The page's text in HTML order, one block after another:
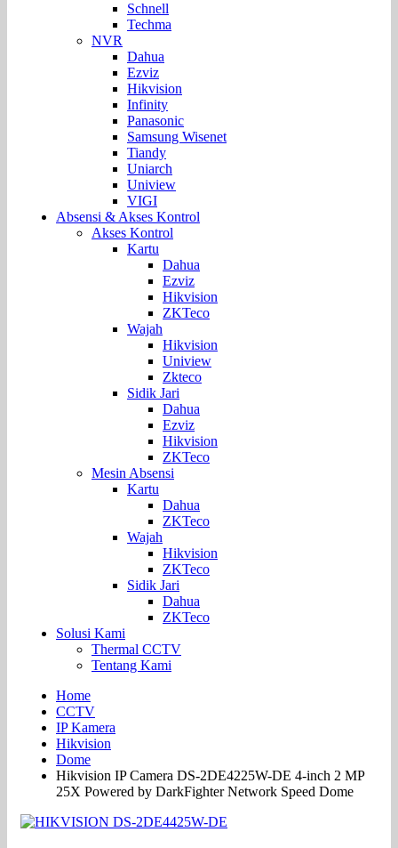
Schnell
Techma
NVR
Dahua
Ezviz
Hikvision
Infinity
Panasonic
Samsung Wisenet
Tiandy
Uniarch
Uniview
VIGI
Absensi & Akses Kontrol
Akses Kontrol
Kartu
Dahua
Ezviz
Hikvision
ZKTeco
Wajah
Hikvision
Uniview
Zkteco
Sidik Jari
Dahua
Ezviz
Hikvision
ZKTeco
Mesin Absensi
Kartu
Dahua
ZKTeco
Wajah
Hikvision
ZKTeco
Sidik Jari
Dahua
ZKTeco
Solusi Kami
Thermal CCTV
Tentang Kami
Home
CCTV
IP Kamera
Hikvision
Dome
Hikvision IP Camera DS-2DE4225W-DE 4-inch 2 MP
25X Powered by DarkFighter Network Speed Dome